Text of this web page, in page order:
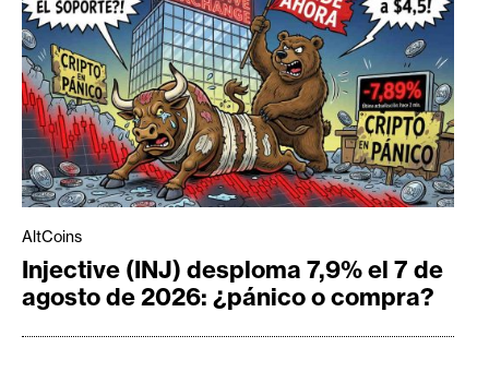
AltCoins
Injective (INJ) desploma 7,9% el 7 de
agosto de 2026: ¿pánico o compra?